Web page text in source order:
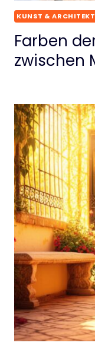
KUNST &
Farben
zwischen